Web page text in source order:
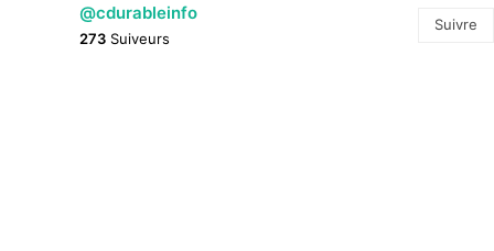
@cdurableinfo
273 Suiveurs
Suivre